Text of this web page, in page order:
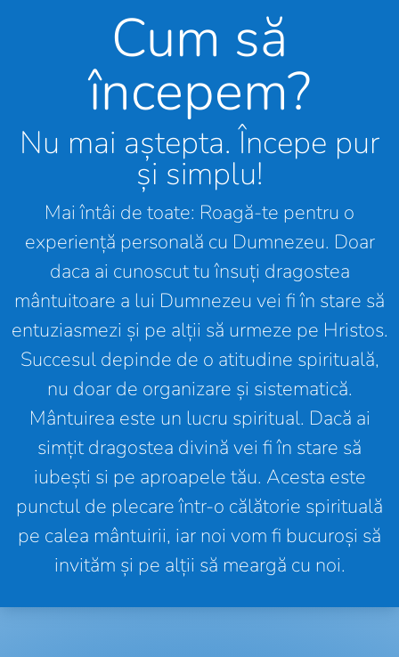
Cum să
începem?
Nu mai aștepta. Începe pur
și simplu!
Mai întâi de toate: Roagă-te pentru o
experiență personală cu Dumnezeu. Doar
daca ai cunoscut tu însuți dragostea
mântuitoare a lui Dumnezeu vei fi în stare să
entuziasmezi și pe alții să urmeze pe Hristos.
Succesul depinde de o atitudine spirituală,
nu doar de organizare și sistematică.
Mântuirea este un lucru spiritual. Dacă ai
simțit dragostea divină vei fi în stare să
iubești si pe aproapele tău. Acesta este
punctul de plecare într-o călătorie spirituală
pe calea mântuirii, iar noi vom fi bucuroși să
invităm și pe alții să meargă cu noi.